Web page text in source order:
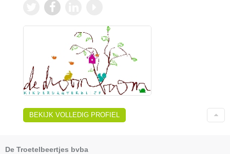
BEKIJK VOLLEDIG PROFIEL
De Troetelbeertjes bvba